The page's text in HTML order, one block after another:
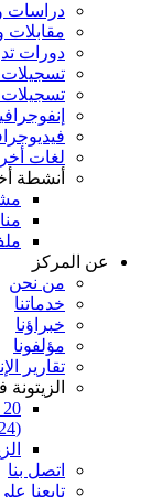
دراسات
مقابلات
دورات
تسجيلات
لغات
أنشطة
عن المركز
من نحن
خدماتنا
خبراؤنا
مؤلفونا
تقارير
(2024)
اتصل بنا
تابعنا